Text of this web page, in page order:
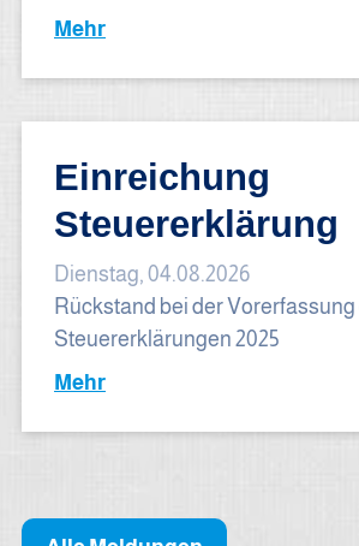
Mehr
Einreichung
Steuererklärung
Dienstag, 04.08.2026
Rückstand bei der Vorerfassung
Steuererklärungen 2025
Mehr